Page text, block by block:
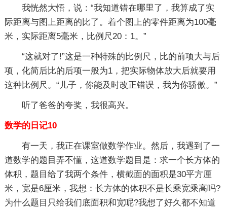
我恍然大悟，说：“我知道错在哪里了，我算成了实
际距离与图上距离的比了。着个图上的零件距离为100毫
米，实际距离5毫米，比例尺20：1。”
“这就对了!”这是一种特殊的比例尺，比的前项大与后
项，化简后比的后项一般为1，把实际物体放大后就要用
这种比例尺。“儿子，你能及时改正错误，我为你骄傲。”
听了爸爸的夸奖，我很高兴。
数学的日记10
有一天，我正在课室做数学作业。然后，我遇到了一
道数学的题目弄不懂，这道数学题目是：求一个长方体的
体积，题目给了我两个条件，横截面的面积是30平方厘
米，宽是6厘米，我想：长方体的体积不是长乘宽乘高吗?
为什么题目只给我们底面积和宽呢?我想了好久都不知道